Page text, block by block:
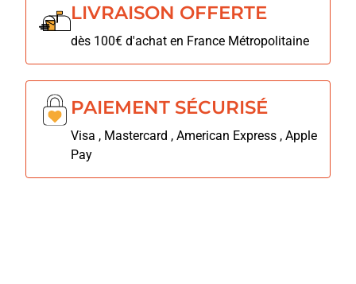
LIVRAISON OFFERTE
dès 100€ d'achat en France Métropolitaine
PAIEMENT SÉCURISÉ
Visa , Mastercard , American Express , Apple
Pay